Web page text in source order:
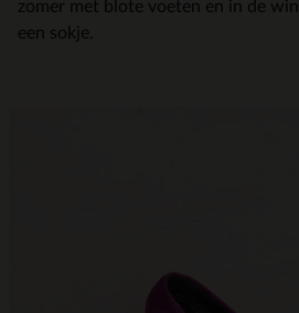
zomer met blote voeten en in de
een sokje.